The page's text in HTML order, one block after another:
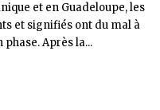
et en Guadeloupe, les
et signifiés ont du mal à
phase. Après la...